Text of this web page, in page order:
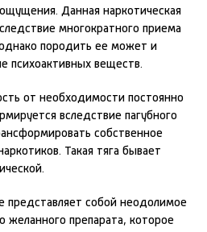
Данная наркотическая
многократного приема
породить ее может и
психоактивных веществ.
от необходимости постоянно
вследствие пагубного
собственное
Такая тяга бывает
представляет собой неодолимое
желанного препарата, которое